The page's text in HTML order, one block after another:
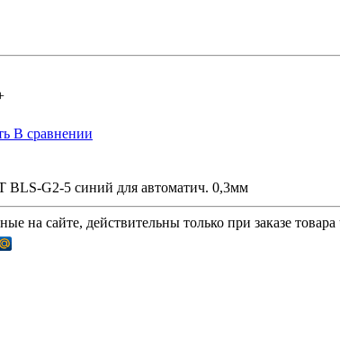
В сравнении
BLS-G2-5 синий для автоматич. 0,3мм
на сайте, действительны только при заказе товара